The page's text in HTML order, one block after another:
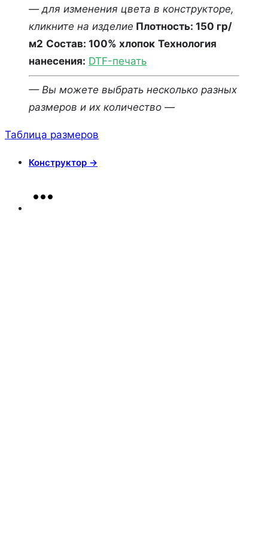
— для изменения цвета в конструкторе,
кликните на изделие Плотность: 150 гр/
м2 Состав: 100% хлопок Технология
нанесения: DTF-печать
— Вы можете выбрать несколько разных
размеров и их количество —
Таблица размеров
Конструктор →